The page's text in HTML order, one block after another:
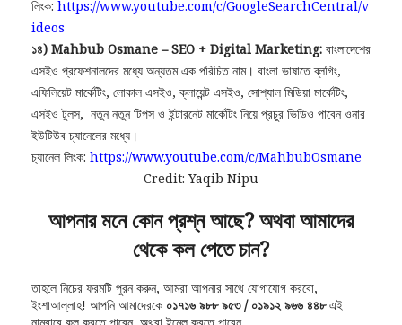
লিংক: https://www.youtube.com/c/GoogleSearchCentral/v
ideos
১৪) Mahbub Osmane – SEO + Digital Marketing: বাংলাদেশের
এসইও প্রফেশনালদের মধ্যে অন্যতম এক পরিচিত নাম। বাংলা ভাষাতে ব্লগিং,
এফিলিয়েট মার্কেটিং, লোকাল এসইও, ক্লায়েন্ট এসইও, সোশ্যাল মিডিয়া মার্কেটিং,
এসইও টুলস, নতুন নতুন টিপস ও ইন্টারনেট মার্কেটিং নিয়ে প্রচুর ভিডিও পাবেন ওনার
ইউটিউব চ্যানেলের মধ্যে।
চ্যানেল লিংক: https://www.youtube.com/c/MahbubOsmane
Credit: Yaqib Nipu
আপনার মনে কোন প্রশ্ন আছে? অথবা আমাদের
থেকে কল পেতে চান?
তাহলে নিচের ফরমটি পুরন করুন, আমরা আপনার সাথে যোগাযোগ করবো,
ইংশাআল্লাহ! আপনি আমাদেরকে ০১৭১৬ ৯৮৮ ৯৫৩ / ০১৯১২ ৯৬৬ ৪৪৮এই